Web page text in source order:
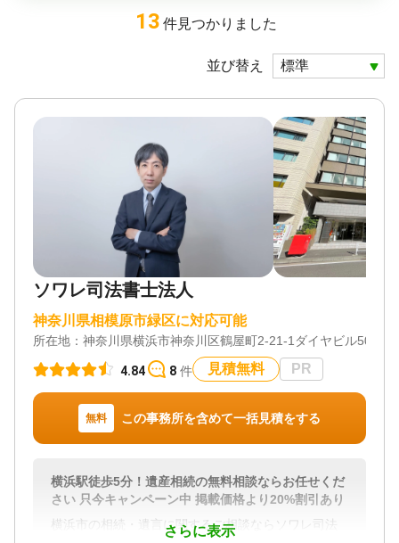
13 件見つかりました
並び替え
ソワレ司法書士法人
神奈川県相模原市緑区に対応可能
所在地： 神奈川県横浜市神奈川区鶴屋町2-21-1ダイヤビル504
4.84 8 件 見積無料 PR
無料 この事務所を含めて一括見積をする
さらに表示
横浜駅徒歩5分！遺産相続の無料相談ならお任せくだ
さい 只今キャンペーン中 掲載価格より20%割引あり
横浜市の相続・遺言に関するご相談ならソワレ司法